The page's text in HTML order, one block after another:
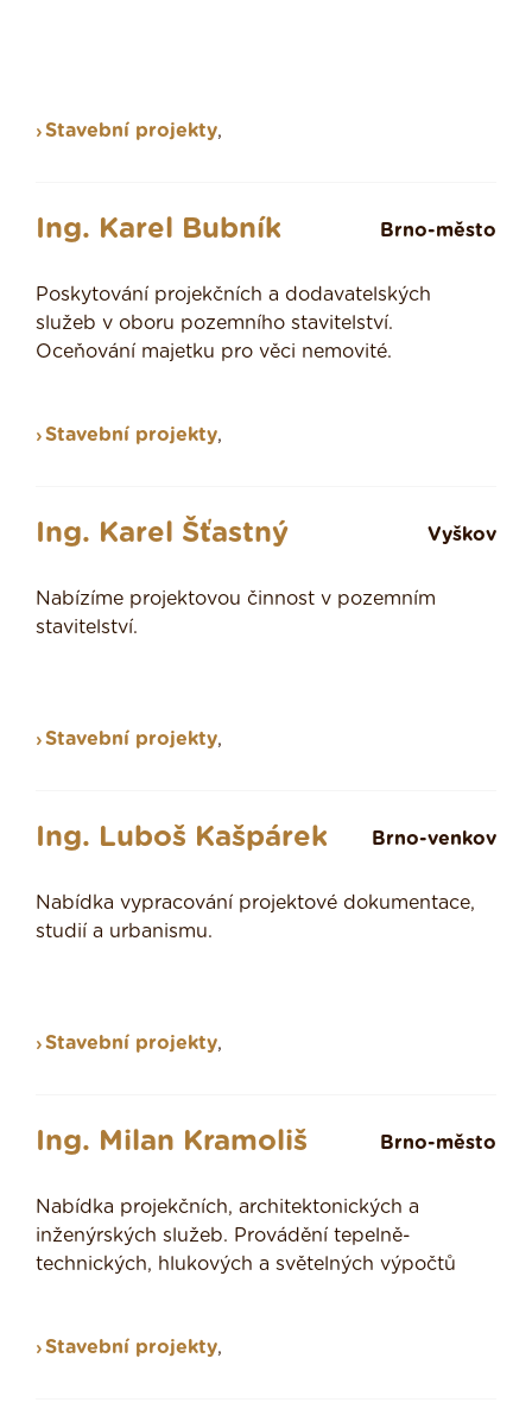
Stavební projekty,
Ing. Karel Bubník Brno-město
Poskytování projekčních a dodavatelských
služeb v oboru pozemního stavitelství.
Oceňování majetku pro věci nemovité.
Stavební projekty,
Ing. Karel Šťastný Vyškov
Nabízíme projektovou činnost v pozemním
stavitelství.
Stavební projekty,
Ing. Luboš Kašpárek Brno-venkov
Nabídka vypracování projektové dokumentace,
studií a urbanismu.
Stavební projekty,
Ing. Milan Kramoliš Brno-město
Nabídka projekčních, architektonických a
inženýrských služeb. Provádění tepelně-
technických, hlukových a světelných výpočtů
Stavební projekty,